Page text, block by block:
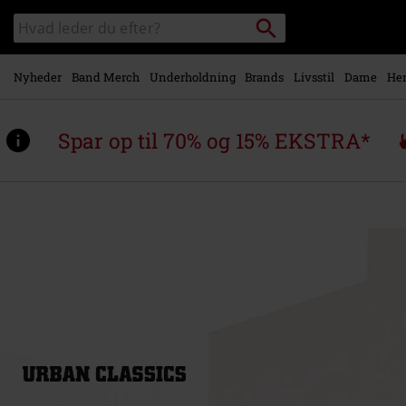
Gå til
hovedindhold
Søg
sortiment
Søg
Nyheder Band Merch Underholdning Brands Livsstil Dame
Spar op til 70% og 15% EKSTRA*